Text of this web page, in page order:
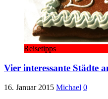
Reisetipps
Vier interessante Städte
16. Januar 2015 Michael 0